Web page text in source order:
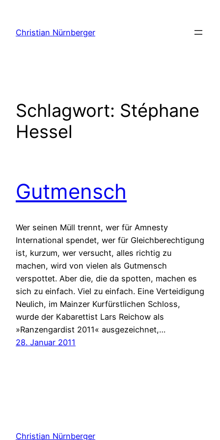
springen
Christian Nürnberger
Schlagwort: Stéphane
Hessel
Gutmensch
Wer seinen Müll trennt, wer für Amnesty
International spendet, wer für Gleichberechtigung
ist, kurzum, wer versucht, alles richtig zu
machen, wird von vielen als Gutmensch
verspottet. Aber die, die da spotten, machen es
sich zu einfach. Viel zu einfach. Eine Verteidigung
Neulich, im Mainzer Kurfürstlichen Schloss,
wurde der Kabarettist Lars Reichow als
»Ranzengardist 2011« ausgezeichnet,…
28. Januar 2011
Christian Nürnberger